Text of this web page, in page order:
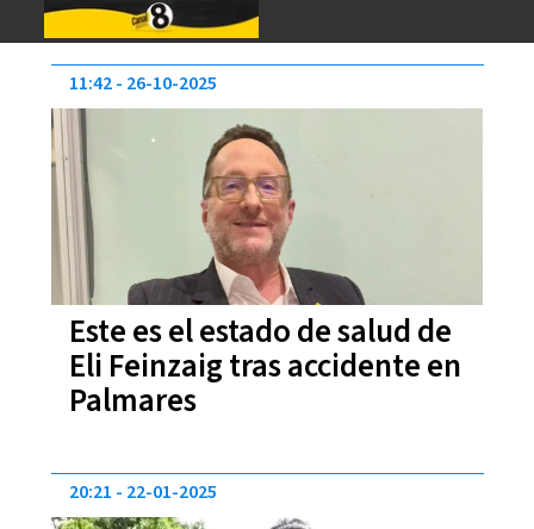
Este es el estado de salud de
Eli Feinzaig tras accidente en
Palmares
11:42 26-10-2025
20:21 22-01-2025